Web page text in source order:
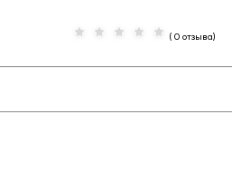
( 0 отзыва)